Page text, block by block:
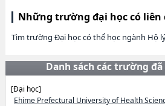
Những trường đại học có liên
Tìm trường Đại học có thể học ngành Hộ
Danh sách các trường
[Đại học]
Ehime Prefectural University of Health